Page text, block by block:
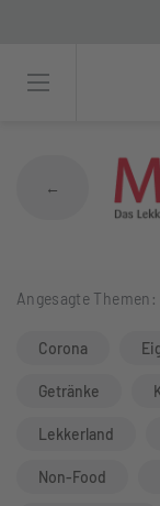
←
Angesagte Themen:
Corona
Getränke
Lekkerland
Non-Food